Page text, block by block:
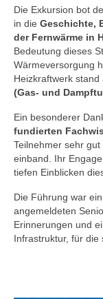
Die Exkursion bot
in die Geschichte,
der Fernwärme in
Bedeutung dieses
Wärmeversorgung
Heizkraftwerk
(Gas- und
Ein besonderer
fundierten
Teilnehmer sehr
einband. Ihr
tiefen Einblicken
Die Führung war
angemeldeten
Erinnerungen und
Infrastruktur, für die